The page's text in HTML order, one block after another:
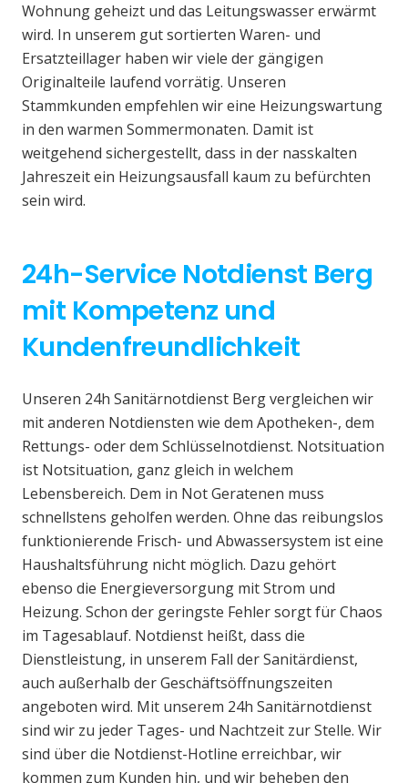
Wohnung geheizt und das Leitungswasser erwärmt
wird. In unserem gut sortierten Waren- und
Ersatzteillager haben wir viele der gängigen
Originalteile laufend vorrätig. Unseren
Stammkunden empfehlen wir eine Heizungswartung
in den warmen Sommermonaten. Damit ist
weitgehend sichergestellt, dass in der nasskalten
Jahreszeit ein Heizungsausfall kaum zu befürchten
sein wird.
24h-Service Notdienst Berg
mit Kompetenz und
Kundenfreundlichkeit
Unseren 24h Sanitärnotdienst Berg vergleichen wir
mit anderen Notdiensten wie dem Apotheken-, dem
Rettungs- oder dem Schlüsselnotdienst. Notsituation
ist Notsituation, ganz gleich in welchem
Lebensbereich. Dem in Not Geratenen muss
schnellstens geholfen werden. Ohne das reibungslos
funktionierende Frisch- und Abwassersystem ist eine
Haushaltsführung nicht möglich. Dazu gehört
ebenso die Energieversorgung mit Strom und
Heizung. Schon der geringste Fehler sorgt für Chaos
im Tagesablauf. Notdienst heißt, dass die
Dienstleistung, in unserem Fall der Sanitärdienst,
auch außerhalb der Geschäftsöffnungszeiten
angeboten wird. Mit unserem 24h Sanitärnotdienst
sind wir zu jeder Tages- und Nachtzeit zur Stelle. Wir
sind über die Notdienst-Hotline erreichbar, wir
kommen zum Kunden hin, und wir beheben den